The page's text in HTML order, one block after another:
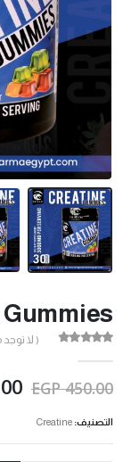
( لا
EGP450.00
التصنيف: Creatine